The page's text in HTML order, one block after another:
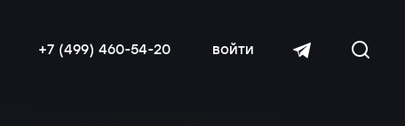
+7 (499) 460-54-20 войти